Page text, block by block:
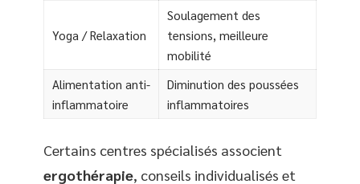
Yoga / Relaxation
Soulagement des
tensions, meilleure
mobilité
Alimentation anti-
inflammatoire
Diminution des poussées
inflammatoires
Certains centres spécialisés associent
ergothérapie, conseils individualisés et